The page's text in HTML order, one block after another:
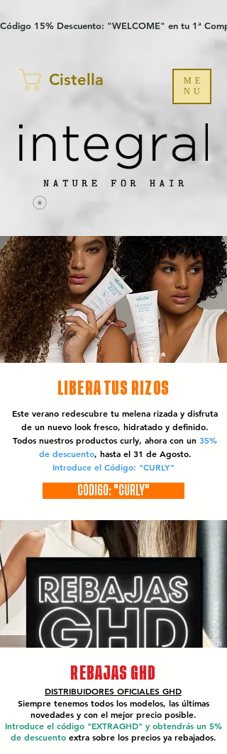
Código 15% Descuento: "WELCOME" en tu 1ª
Cistella
ME
NU
LIBERA TUS RIZOS
Este verano redescubre tu melena rizada y disfruta
de un nuevo look fresco, hidratado y definido.
Todos nuestros productos curly, ahora con un 35%
de descuento, hasta el 31 de Agosto.
Introduce el Código: "CURLY"
CÓDIGO: "CURLY"
REBAJAS GHD
DISTRIBUIDORES OFICIALES GHD
Siempre tenemos todos los modelos, las últimas
novedades y con el mejor precio posible.
Introduce el código "EXTRAGHD" y obtendrás un 5%
de descuento extra sobre los precios ya rebajados.